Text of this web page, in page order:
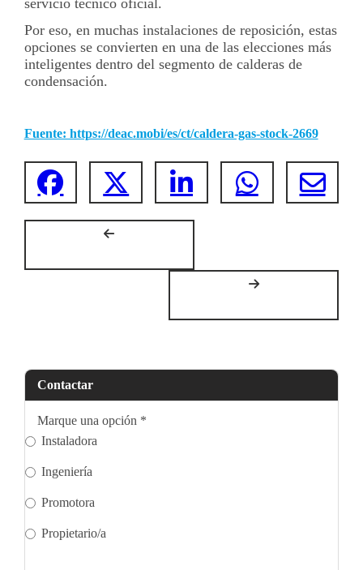
Por eso, en muchas instalaciones de reposición, estas
opciones se convierten en una de las elecciones más
inteligentes dentro del segmento de calderas de
condensación.
Fuente: https://deac.mobi/es/ct/caldera-gas-stock-2669
Contactar
Marque una opción *
Instaladora
Ingeniería
Promotora
Propietario/a